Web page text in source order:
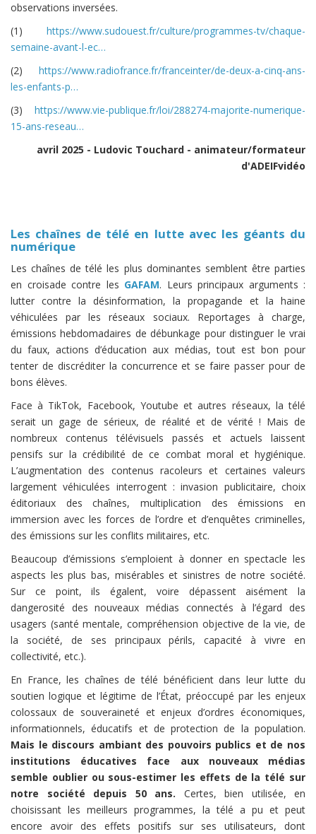
observations inversées.
(1) https://www.sudouest.fr/culture/programmes-tv/chaque-
semaine-avant-l-ec…
(2) https://www.radiofrance.fr/franceinter/de-deux-a-cinq-ans-
les-enfants-p…
(3) https://www.vie-publique.fr/loi/288274-majorite-numerique-
15-ans-reseau…
avril 2025 - Ludovic Touchard - animateur/formateur
d'ADEIFvidéo
Les chaînes de télé en lutte avec les géants du
numérique
Les chaînes de télé les plus dominantes semblent être parties
en croisade contre les GAFAM. Leurs principaux arguments :
lutter contre la désinformation, la propagande et la haine
véhiculées par les réseaux sociaux. Reportages à charge,
émissions hebdomadaires de débunkage pour distinguer le vrai
du faux, actions d’éducation aux médias, tout est bon pour
tenter de discréditer la concurrence et se faire passer pour de
bons élèves.
Face à TikTok, Facebook, Youtube et autres réseaux, la télé
serait un gage de sérieux, de réalité et de vérité ! Mais de
nombreux contenus télévisuels passés et actuels laissent
pensifs sur la crédibilité de ce combat moral et hygiénique.
L’augmentation des contenus racoleurs et certaines valeurs
largement véhiculées interrogent : invasion publicitaire, choix
éditoriaux des chaînes, multiplication des émissions en
immersion avec les forces de l’ordre et d’enquêtes criminelles,
des émissions sur les conflits militaires, etc.
Beaucoup d’émissions s’emploient à donner en spectacle les
aspects les plus bas, misérables et sinistres de notre société.
Sur ce point, ils égalent, voire dépassent aisément la
dangerosité des nouveaux médias connectés à l’égard des
usagers (santé mentale, compréhension objective de la vie, de
la société, de ses principaux périls, capacité à vivre en
collectivité, etc.).
En France, les chaînes de télé bénéficient dans leur lutte du
soutien logique et légitime de l’État, préoccupé par les enjeux
colossaux de souveraineté et enjeux d’ordres économiques,
informationnels, éducatifs et de protection de la population.
Mais le discours ambiant des pouvoirs publics et de nos
institutions éducatives face aux nouveaux médias
semble oublier ou sous-estimer les effets de la télé sur
notre société depuis 50 ans. Certes, bien utilisée, en
choisissant les meilleurs programmes, la télé a pu et peut
encore avoir des effets positifs sur ses utilisateurs, dont